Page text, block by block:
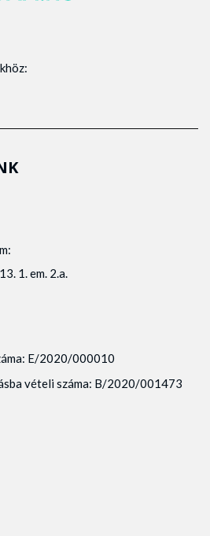
1. em. 2.a.
E/2020/000010
vételi száma: B/2020/001473